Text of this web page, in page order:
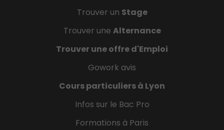
Trouver un Stage
Trouver une Alternance
Trouver une offre d'Emploi
Gowork avis
Cours particuliers à Lyon
Infos sur le Bac Pro
Formations à Paris